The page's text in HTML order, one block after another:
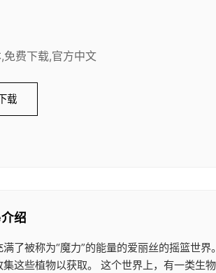
免费下载,官方中文
载
绍
了被称为“魔力”的能量的爱丽丝的摇篮世
集这些植物以获取。 这个世界上，有一类生